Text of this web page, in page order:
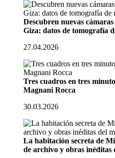
Descubren nuevas
Giza: datos de tomografía
27.04.2026
Tres cuadros en tres
Magnani Rocca
30.03.2026
La habitación secreta de
de archivo y obras inéditas